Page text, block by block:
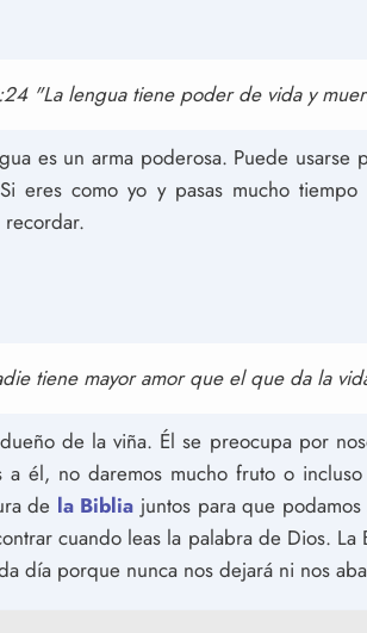
"La lengua tiene poder de vida y
es un arma poderosa. Puede
eres como yo y pasas mucho
tiene mayor amor que el que da la
de la viña. Él se preocupa por
a él, no daremos mucho fruto o
de la Biblia juntos para que
cuando leas la palabra de Dios.
día porque nunca nos dejará ni nos